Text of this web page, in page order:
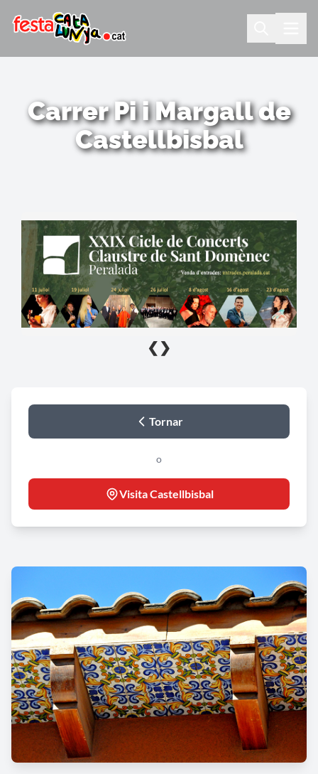
Carrer Pi i Margall de
Castellbisbal
❮ ❯
Tornar
o
Visita Castellbisbal